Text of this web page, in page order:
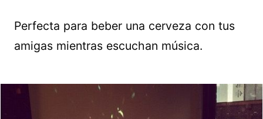
Perfecta para beber una cerveza con tus
amigas mientras escuchan música.
Guardar